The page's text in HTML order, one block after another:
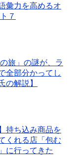
彙力を高めるオ
７
旅」の謎が、ラ
全部分かってし
の解説】
持ち込み商品を
くれる店「包む
に行ってきた